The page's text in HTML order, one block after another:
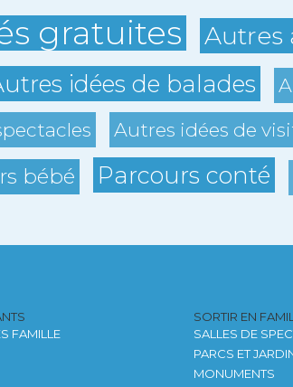
gratuites Autres
idées de balades
Autres idées de
bébé Parcours conté
FAMILLE
SORTIR EN
SALLES DE
PARCS ET
MONUMENTS